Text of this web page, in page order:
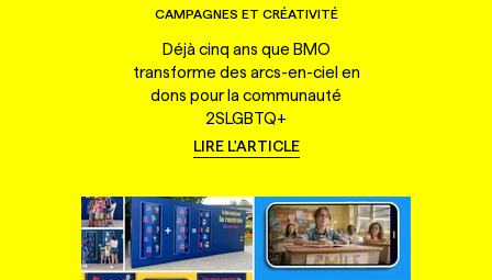
CAMPAGNES ET CRÉATIVITÉ
Déjà cinq ans que BMO
transforme des arcs-en-ciel en
dons pour la communauté
2SLGBTQ+
LIRE L'ARTICLE